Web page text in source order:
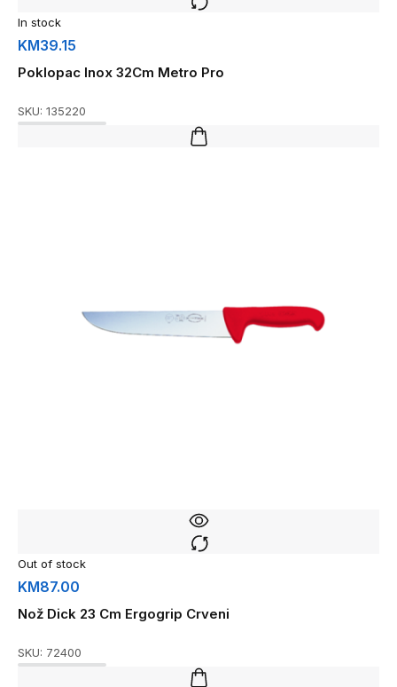
In stock
KM39.15
Poklopac Inox 32Cm Metro Pro
SKU: 135220
Out of stock
KM87.00
Nož Dick 23 Cm Ergogrip Crveni
SKU: 72400